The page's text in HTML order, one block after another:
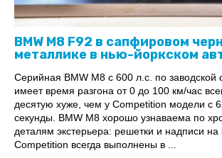
BMW M8 F92 в сапфировом
металлике в нью-йоркском
Серийная BMW M8 с 600 л.с. по заводской
имеет время разгона от 0 до 100 км/час
десятую хуже, чем у Competition модели с
секунды. BMW M8 хорошо узнаваема по
деталям экстерьера: решетки и надписи на
Competition всегда выполнены в ...